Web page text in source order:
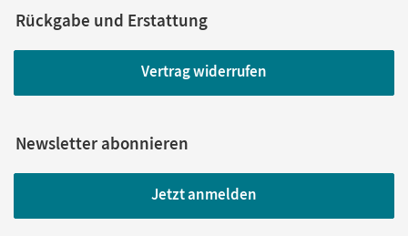
Rückgabe und Erstattung
Vertrag widerrufen
Newsletter abonnieren
Jetzt anmelden